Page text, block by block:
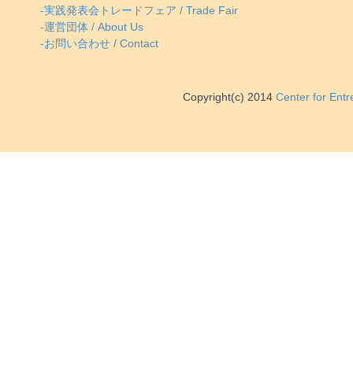
-実践発表会トレードフェア / Trade Fair
-運営団体 / About Us
-お問い合わせ / Contact
Copyright(c) 2014 Center for